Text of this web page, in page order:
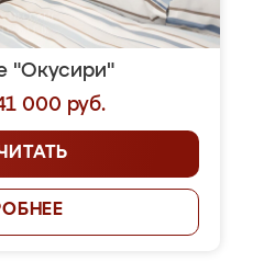
"Окусири"
000 руб.